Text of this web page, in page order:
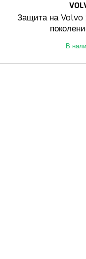
Защита на Volvo
В